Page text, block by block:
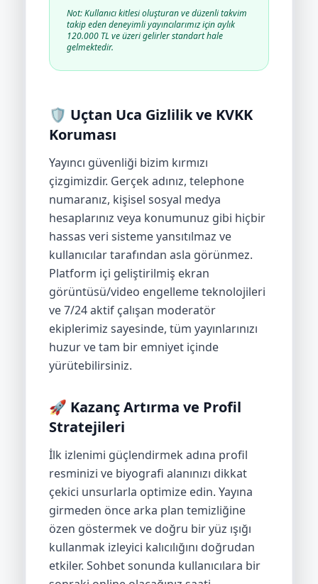
Not: Kullanıcı kitlesi oluşturan ve düzenli takvim
takip eden deneyimli yayıncılarımız için aylık
120.000 TL ve üzeri gelirler standart hale
gelmektedir.
🛡️ Uçtan Uca Gizlilik ve KVKK
Koruması
Yayıncı güvenliği bizim kırmızı
çizgimizdir. Gerçek adınız, telephone
numaranız, kişisel sosyal medya
hesaplarınız veya konumunuz gibi hiçbir
hassas veri sisteme yansıtılmaz ve
kullanıcılar tarafından asla görünmez.
Platform içi geliştirilmiş ekran
görüntüsü/video engelleme teknolojileri
ve 7/24 aktif çalışan moderatör
ekiplerimiz sayesinde, tüm yayınlarınızı
huzur ve tam bir emniyet içinde
yürütebilirsiniz.
🚀 Kazanç Artırma ve Profil
Stratejileri
İlk izlenimi güçlendirmek adına profil
resminizi ve biyografi alanınızı dikkat
çekici unsurlarla optimize edin. Yayına
girmeden önce arka plan temizliğine
özen göstermek ve doğru bir yüz ışığı
kullanmak izleyici kalıcılığını doğrudan
etkiler. Sohbet sonunda kullanıcılara bir